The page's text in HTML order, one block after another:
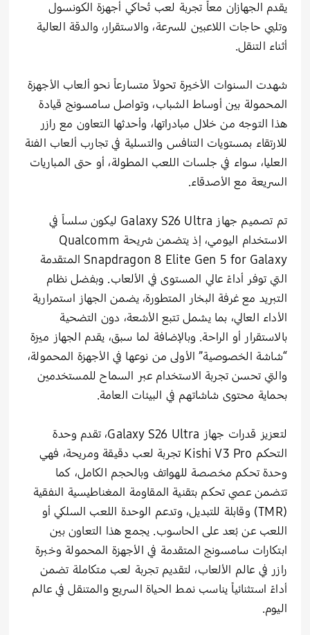
يقدم الجهازان معاً تجربة لعب تُحاكي أجهزة الكونسول
وتلبي حاجات اللاعبين للسرعة، والاستقرار، والدقة العالية
أثناء التنقل.
شهدت السنوات الأخيرة تحولاً متسارعاً نحو ألعاب الأجهزة
المحمولة بين أوساط الشباب، وتواصل سامسونج قيادة
هذا التوجه من خلال مبادراتها، وأحدثها التعاون مع رازر
للارتقاء بمستويات التنافس والتسلية في تجارب ألعاب الفئة
العليا، سواء في جلسات اللعب المطولة، أو حتى المباريات
السريعة مع الأصدقاء.
تم تصميم جهاز Galaxy S26 Ultra ليكون سلساً في
الاستخدام اليومي، إذ يتضمن شريحة Qualcomm
Snapdragon 8 Elite Gen 5 for Galaxy المتقدمة
التي توفر أداءً عالي المستوى في الألعاب. وبفضل نظام
التبريد مع غرفة البخار المتطورة، يضمن الجهاز استمرارية
الأداء العالي، بما يشمل تتبع الأشعة، دون التضحية
بالاستقرار أو الراحة. وبالإضافة لما سبق، يقدم الجهاز ميزة
“شاشة الخصوصية” الأولى من نوعها في الأجهزة المحمولة،
والتي تحسن تجربة الاستخدام عبر السماح للمستخدمين
بحماية محتوى شاشاتهم في البيئات العامة.
لتعزيز قدرات جهاز Galaxy S26 Ultra، تقدم وحدة
التحكم Kishi V3 Pro تجربة لعب دقيقة ومريحة، فهي
وحدة تحكم مخصصة للهواتف وبالحجم الكامل، كما
تتضمن عصي تحكم بتقنية المقاومة المغناطيسية النفقية
(TMR) وقابلة للتبديل، وتدعم الوحدة اللعب السلكي أو
اللعب عن بُعد على الحاسوب. يجمع هذا التعاون بين
ابتكارات سامسونج المتقدمة في الأجهزة المحمولة وخبرة
رازر في عالم الألعاب، لتقديم تجربة لعب متكاملة تضمن
أداءً استثنائياً يناسب نمط الحياة السريع والمتنقل في عالم
اليوم.